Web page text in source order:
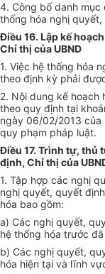
4. Công bố danh
thống hóa nghị
Điều 16. Lập kế
Chỉ thị của UBND
1. Việc hệ thống hóa
theo định kỳ phải
2. Nội dung kế hoạch
theo quy định tại
ngày 06/02/2013 của
quy phạm pháp luật.
Điều 17. Trình tự, thủ
định, Chỉ thị của
1. Tập hợp các nghị
nghị quyết, quyết
hóa bao gồm:
a) Các nghị quyết,
hệ thống hóa trước
b) Các nghị quyết,
hóa hiện tại và lĩnh